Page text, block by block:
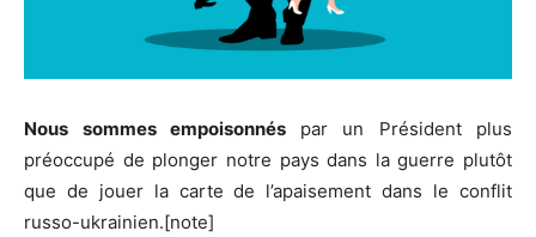
Nous sommes empoisonnés par un Président plus
préoccupé de plonger notre pays dans la guerre plutôt
que de jouer la carte de l’apaisement dans le conflit
russo-ukrainien.[note]